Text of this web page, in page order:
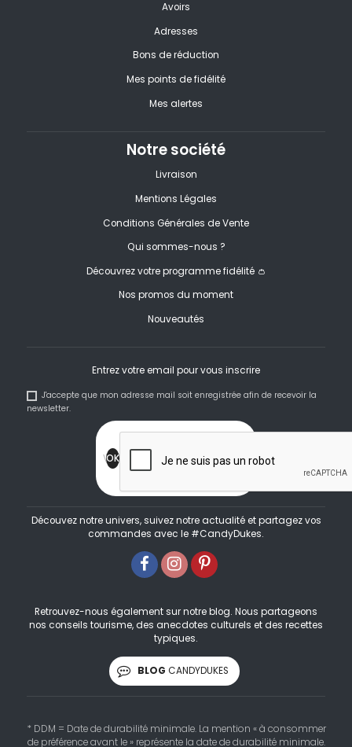
Avoirs
Adresses
Bons de réduction
Mes points de fidélité
Mes alertes
Notre société
Livraison
Mentions Légales
Conditions Générales de Vente
Qui sommes-nous ?
Découvrez votre programme fidélité 👛
Nos promos du moment
Nouveautés
Entrez votre email pour vous inscrire
J'accepte que mon adresse mail soit enregistrée afin de recevoir la
newsletter.
Découvez notre univers, suivez notre actualité et partagez vos
commandes avec le #CandyDukes.
Retrouvez-nous également sur notre blog. Nous partageons
nos conseils tourisme, des anecdotes culturels et des recettes
typiques.
BLOG CANDYDUKES
* DDM = Date de durabilité minimale. La mention « à consommer
de préférence avant le » représente la date de durabilité minimale.